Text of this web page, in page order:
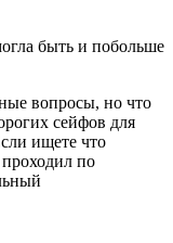
быть и побольше
вопросы, но что
сейфов для
ищете что
по